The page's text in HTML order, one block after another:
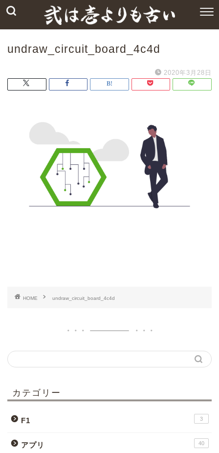
undraw_circuit_board_4c4d
2020年3月28日
HOME undraw_circuit_board_4c4d
カテゴリー
F1 3
アプリ 40